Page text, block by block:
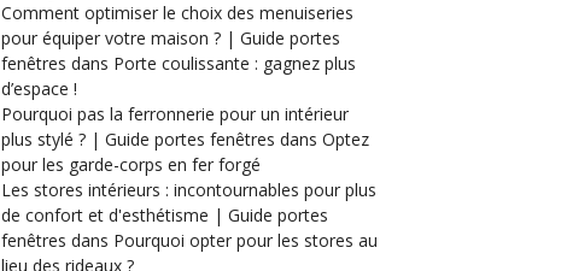
Comment optimiser le choix des menuiseries
pour équiper votre maison ? | Guide portes
fenêtres dans Porte coulissante : gagnez plus
d’espace !
Pourquoi pas la ferronnerie pour un intérieur
plus stylé ? | Guide portes fenêtres dans Optez
pour les garde-corps en fer forgé
Les stores intérieurs : incontournables pour plus
de confort et d'esthétisme | Guide portes
fenêtres dans Pourquoi opter pour les stores au
lieu des rideaux ?